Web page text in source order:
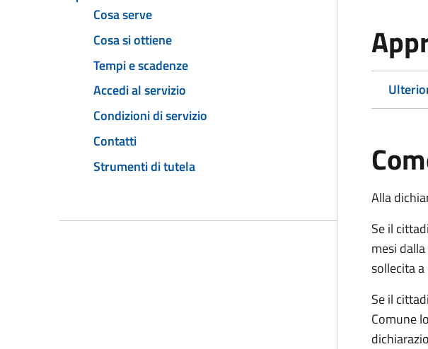
Cosa serve
Cosa si ottiene
Tempi e scadenze
Accedi al servizio
Condizioni di servizio
Contatti
Strumenti di tutela
Alla
Se il
mesi
sollecita
Se il
Comune